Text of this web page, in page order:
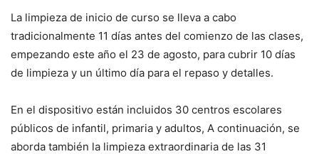
La limpieza de inicio de curso se lleva a cabo
tradicionalmente 11 días antes del comienzo de las clases,
empezando este año el 23 de agosto, para cubrir 10 días
de limpieza y un último día para el repaso y detalles.
En el dispositivo están incluidos 30 centros escolares
públicos de infantil, primaria y adultos, A continuación, se
aborda también la limpieza extraordinaria de las 31